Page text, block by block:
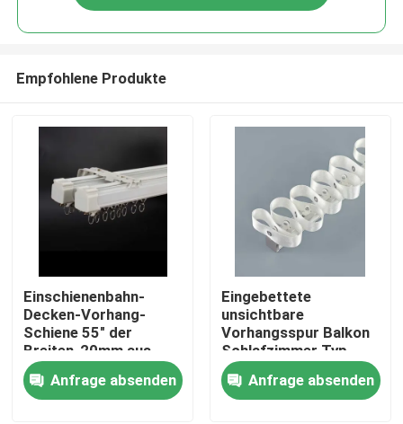
Haus
Produkte
Empfohlene Produkte
Einschienenbahn-
Decken-Vorhang-
Schiene 55" der
Breiten-20mm aus
Aluminiumlegierung
Anfrage absenden
Eingebettete
unsichtbare
Vorhangsspur Balkon
Schlafzimmer Typ
exponiert Typ
Schlange Vorhang
Anfrage absenden